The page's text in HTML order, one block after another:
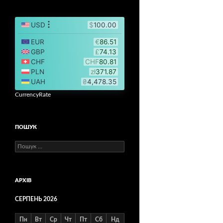
CurrencyRate
ПОШУК
Пошук:
АРХІВ
СЕРПЕНЬ 2026
Пн Вт Ср Чт Пт Сб Нд